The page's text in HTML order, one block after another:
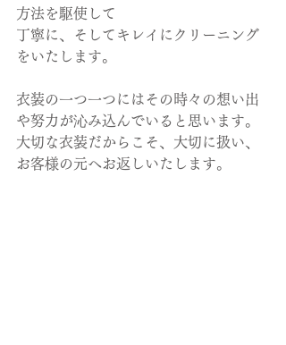
方法を駆使して
丁寧に、そしてキレイにクリーニング
をいたします。
衣装の一つ一つにはその時々の想い出
や努力が沁み込んでいると思います。
大切な衣装だからこそ、大切に扱い、
お客様の元へお返しいたします。